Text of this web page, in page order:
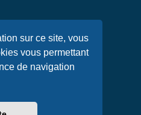
sur ce site, vous
vous permettant
de navigation